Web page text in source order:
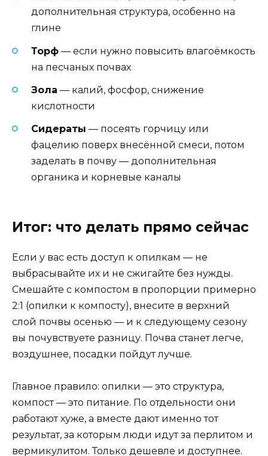
дополнительная структура, особенно на
глине
Торф — если нужно повысить влагоёмкость
на песчаных почвах
Зола — калий, фосфор, снижение
кислотности
Сидераты — посеять горчицу или
фацелию поверх внесённой смеси, потом
заделать в почву — дополнительная
органика и корневые каналы
Итог: что делать прямо сейчас
Если у вас есть доступ к опилкам — не
выбрасывайте их и не сжигайте без нужды.
Смешайте с компостом в пропорции примерно
2:1 (опилки к компосту), внесите в верхний
слой почвы осенью — и к следующему сезону
вы почувствуете разницу. Почва станет легче,
воздушнее, посадки пойдут лучше.
Главное правило: опилки — это структура,
компост — это питание. По отдельности они
работают хуже, а вместе дают именно тот
результат, за которым люди идут за перлитом и
вермикулитом. Только дешевле и доступнее.